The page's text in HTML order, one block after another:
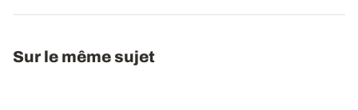
Sur le même sujet